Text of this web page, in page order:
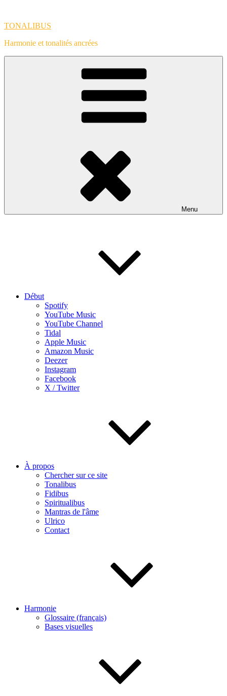
contenu
TONALIBUS
Harmonie et tonalités ancrées
Menu
Début
Spotify
YouTube Music
YouTube Channel
Tidal
Apple Music
Amazon Music
Deezer
Instagram
Facebook
X / Twitter
À propos
Chercher sur ce site
Tonalibus
Fidibus
Spiritualibus
Mantras de l'âme
Ulrico
Contact
Harmonie
Glossaire (français)
Bases visuelles